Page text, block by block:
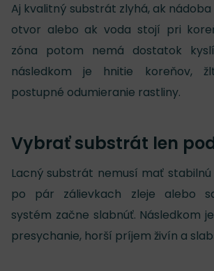
Aj kvalitný substrát zlyhá, ak
otvor alebo ak voda stojí pri
zóna potom nemá dostatok
následkom je hnitie koreňov,
postupné odumieranie rastliny.
Vybrať substrát len
Lacný substrát nemusí mať
po pár zálievkach zleje alebo
systém začne slabnúť. Následkom
presychanie, horší príjem živín a